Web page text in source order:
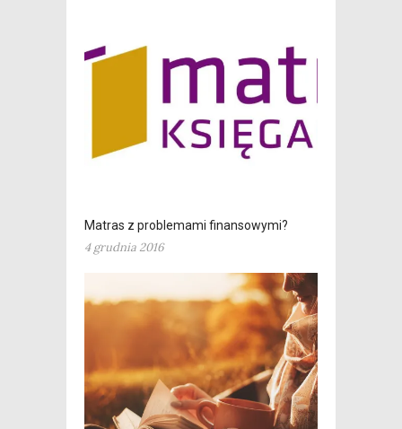
Matras z problemami finansowymi?
4 grudnia 2016